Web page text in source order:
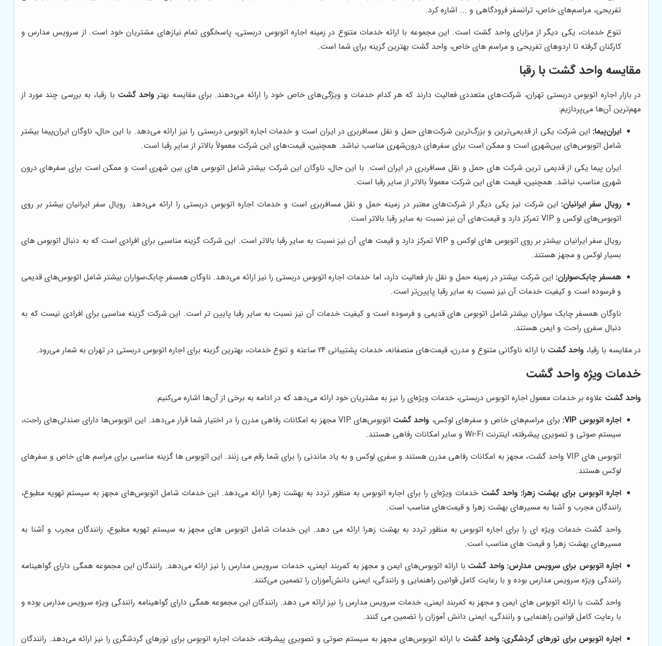
تفریحی، مراسم‌های خاص، ترانسفر فرودگاهی و ... اشاره کرد.
تنوع خدمات، یکی دیگر از مزایای واحد گشت است. این مجموعه با ارائه خدمات متنوع در زمینه اجاره اتوبوس دربستی، پاسخگوی تمام نیازهای مشتریان خود است. از سرویس مدارس و
کارکنان گرفته تا اردوهای تفریحی و مراسم های خاص، واحد گشت بهترین گزینه برای شما است.
مقایسه واحد گشت با رقبا
در بازار اجاره اتوبوس دربستی تهران، شرکت‌های متعددی فعالیت دارند که هر کدام خدمات و ویژگی‌های خاص خود را ارائه می‌دهند. برای مقایسه بهتر واحد گشت با رقبا، به بررسی چند مورد از
مهم‌ترین آن‌ها می‌پردازیم:
ایران‌پیما: این شرکت یکی از قدیمی‌ترین و بزرگ‌ترین شرکت‌های حمل و نقل مسافربری در ایران است و خدمات اجاره اتوبوس دربستی را نیز ارائه می‌دهد. با این حال، ناوگان ایران‌پیما بیشتر
شامل اتوبوس‌های بین‌شهری است و ممکن است برای سفرهای درون‌شهری مناسب نباشد. همچنین، قیمت‌های این شرکت معمولاً بالاتر از سایر رقبا است.
ایران پیما یکی از قدیمی ترین شرکت های حمل و نقل مسافربری در ایران است. با این حال، ناوگان این شرکت بیشتر شامل اتوبوس های بین شهری است و ممکن است برای سفرهای درون
شهری مناسب نباشد. همچنین، قیمت های این شرکت معمولاً بالاتر از سایر رقبا است.
رویال سفر ایرانیان: این شرکت نیز یکی دیگر از شرکت‌های معتبر در زمینه حمل و نقل مسافربری است و خدمات اجاره اتوبوس دربستی را ارائه می‌دهد. رویال سفر ایرانیان بیشتر بر روی
اتوبوس‌های لوکس و VIP تمرکز دارد و قیمت‌های آن نیز نسبت به سایر رقبا بالاتر است.
رویال سفر ایرانیان بیشتر بر روی اتوبوس های لوکس و VIP تمرکز دارد و قیمت های آن نیز نسبت به سایر رقبا بالاتر است. این شرکت گزینه مناسبی برای افرادی است که به دنبال اتوبوس های
بسیار لوکس و مجهز هستند.
همسفر چابک‌سواران: این شرکت بیشتر در زمینه حمل و نقل بار فعالیت دارد، اما خدمات اجاره اتوبوس دربستی را نیز ارائه می‌دهد. ناوگان همسفر چابک‌سواران بیشتر شامل اتوبوس‌های قدیمی
و فرسوده است و کیفیت خدمات آن نیز نسبت به سایر رقبا پایین‌تر است.
ناوگان همسفر چابک سواران بیشتر شامل اتوبوس های قدیمی و فرسوده است و کیفیت خدمات آن نیز نسبت به سایر رقبا پایین تر است. این شرکت گزینه مناسبی برای افرادی نیست که به
دنبال سفری راحت و ایمن هستند.
در مقایسه با رقبا، واحد گشت با ارائه ناوگانی متنوع و مدرن، قیمت‌های منصفانه، خدمات پشتیبانی 24 ساعته و تنوع خدمات، بهترین گزینه برای اجاره اتوبوس دربستی در تهران به شمار می‌رود.
خدمات ویژه واحد گشت
واحد گشت علاوه بر خدمات معمول اجاره اتوبوس دربستی، خدمات ویژه‌ای را نیز به مشتریان خود ارائه می‌دهد که در ادامه به برخی از آن‌ها اشاره می‌کنیم:
اجاره اتوبوس VIP:
برای مراسم‌های خاص و سفرهای لوکس، واحد گشت
اتوبوس‌های VIP مجهز به امکانات رفاهی مدرن را در اختیار شما قرار می‌دهد. این اتوبوس‌ها دارای صندلی‌های راحت،
سیستم صوتی و تصویری پیشرفته، اینترنت Wi-Fi و سایر امکانات رفاهی هستند.
اتوبوس های VIP واحد گشت، مجهز به امکانات رفاهی مدرن هستند و سفری لوکس و به یاد ماندنی را برای شما رقم می زنند. این اتوبوس ها گزینه مناسبی برای مراسم های خاص و سفرهای
لوکس هستند.
اجاره اتوبوس برای بهشت زهرا: واحد گشت خدمات ویژه‌ای را برای اجاره اتوبوس به منظور تردد به بهشت زهرا ارائه می‌دهد. این خدمات شامل اتوبوس‌های مجهز به سیستم تهویه مطبوع،
رانندگان مجرب و آشنا به مسیرهای بهشت زهرا و قیمت‌های مناسب است.
واحد گشت خدمات ویژه ای را برای اجاره اتوبوس به منظور تردد به بهشت زهرا ارائه می دهد. این خدمات شامل اتوبوس های مجهز به سیستم تهویه مطبوع، رانندگان مجرب و آشنا به
مسیرهای بهشت زهرا و قیمت های مناسب است.
اجاره اتوبوس برای سرویس مدارس: واحد گشت با ارائه اتوبوس‌های ایمن و مجهز به کمربند ایمنی، خدمات سرویس مدارس را نیز ارائه می‌دهد. رانندگان این مجموعه همگی دارای گواهینامه
رانندگی ویژه سرویس مدارس بوده و با رعایت کامل قوانین راهنمایی و رانندگی، ایمنی دانش‌آموزان را تضمین می‌کنند.
واحد گشت با ارائه اتوبوس های ایمن و مجهز به کمربند ایمنی، خدمات سرویس مدارس را نیز ارائه می دهد. رانندگان این مجموعه همگی دارای گواهینامه رانندگی ویژه سرویس مدارس بوده و
با رعایت کامل قوانین راهنمایی و رانندگی، ایمنی دانش آموزان را تضمین می کنند.
اجاره اتوبوس برای تورهای گردشگری: واحد گشت با ارائه اتوبوس‌های مجهز به سیستم صوتی و تصویری پیشرفته، خدمات اجاره اتوبوس برای تورهای گردشگری را نیز ارائه می‌دهد. رانندگان